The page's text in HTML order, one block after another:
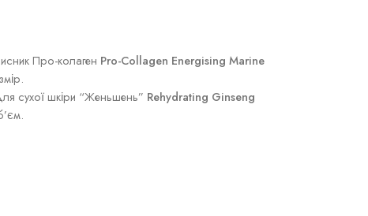
Про-колаген Pro-Collagen Energising Marine
сухої шкіри “Женьшень” Rehydrating Ginseng